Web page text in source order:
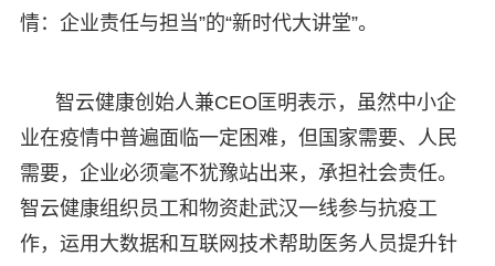
情：企业责任与担当”的“新时代大讲堂”。
智云健康创始人兼CEO匡明表示，虽然中小企
业在疫情中普遍面临一定困难，但国家需要、人民
需要，企业必须毫不犹豫站出来，承担社会责任。
智云健康组织员工和物资赴武汉一线参与抗疫工
作，运用大数据和互联网技术帮助医务人员提升针